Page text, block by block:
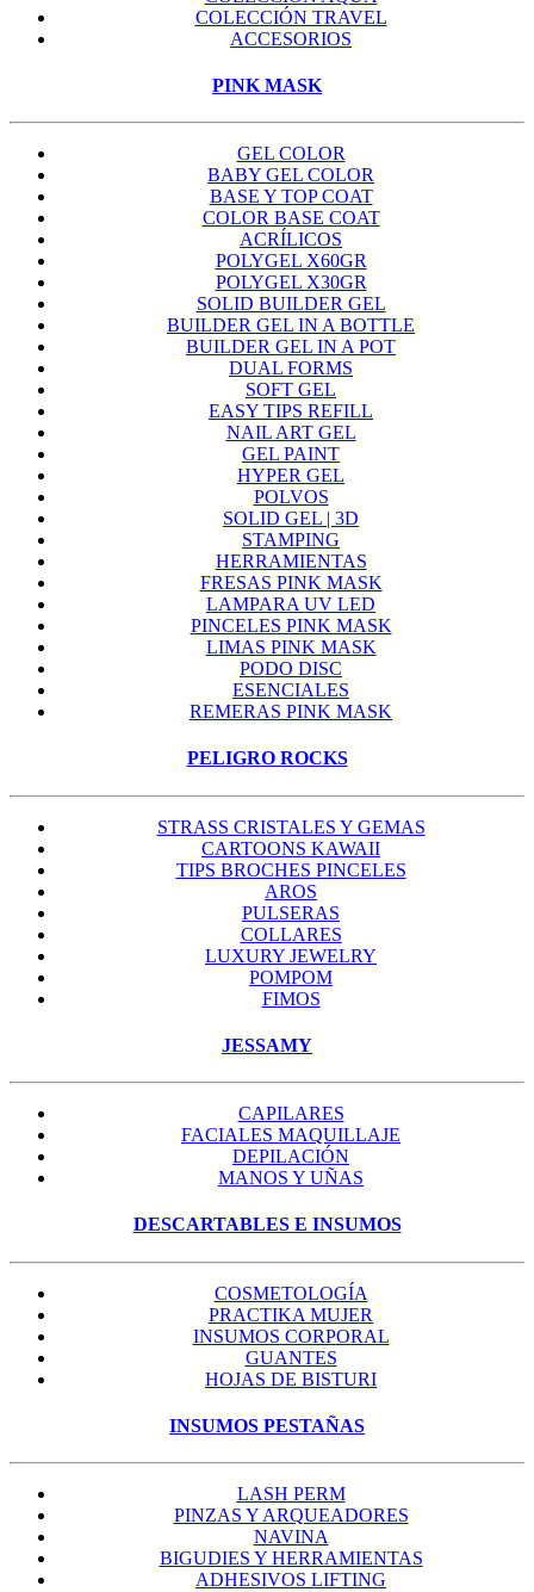
COLECCIÓN TRAVEL
ACCESORIOS
PINK MASK
GEL COLOR
BABY GEL COLOR
BASE Y TOP COAT
COLOR BASE COAT
ACRÍLICOS
POLYGEL X60GR
POLYGEL X30GR
SOLID BUILDER GEL
BUILDER GEL IN A BOTTLE
BUILDER GEL IN A POT
DUAL FORMS
SOFT GEL
EASY TIPS REFILL
NAIL ART GEL
GEL PAINT
HYPER GEL
POLVOS
SOLID GEL | 3D
STAMPING
HERRAMIENTAS
FRESAS PINK MASK
LAMPARA UV LED
PINCELES PINK MASK
LIMAS PINK MASK
PODO DISC
ESENCIALES
REMERAS PINK MASK
PELIGRO ROCKS
STRASS CRISTALES Y GEMAS
CARTOONS KAWAII
TIPS BROCHES PINCELES
AROS
PULSERAS
COLLARES
LUXURY JEWELRY
POMPOM
FIMOS
JESSAMY
CAPILARES
FACIALES MAQUILLAJE
DEPILACIÓN
MANOS Y UÑAS
DESCARTABLES E INSUMOS
COSMETOLOGÍA
PRACTIKA MUJER
INSUMOS CORPORAL
GUANTES
HOJAS DE BISTURI
INSUMOS PESTAÑAS
LASH PERM
PINZAS Y ARQUEADORES
NAVINA
BIGUDIES Y HERRAMIENTAS
ADHESIVOS LIFTING